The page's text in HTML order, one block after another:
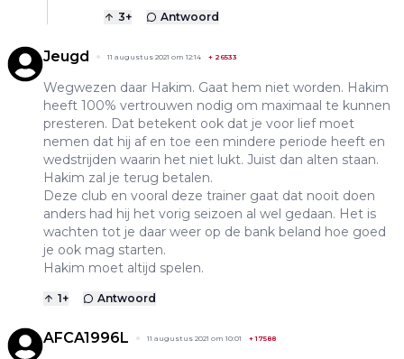
3+ Antwoord
Jeugd 11 augustus 2021 om 12:14 + 26533
Wegwezen daar Hakim. Gaat hem niet worden. Hakim
heeft 100% vertrouwen nodig om maximaal te kunnen
presteren. Dat betekent ook dat je voor lief moet
nemen dat hij af en toe een mindere periode heeft en
wedstrijden waarin het niet lukt. Juist dan alten staan.
Hakim zal je terug betalen.
Deze club en vooral deze trainer gaat dat nooit doen
anders had hij het vorig seizoen al wel gedaan. Het is
wachten tot je daar weer op de bank beland hoe goed
je ook mag starten.
Hakim moet altijd spelen.
1+ Antwoord
AFCA1996L 11 augustus 2021 om 10:01 +17588